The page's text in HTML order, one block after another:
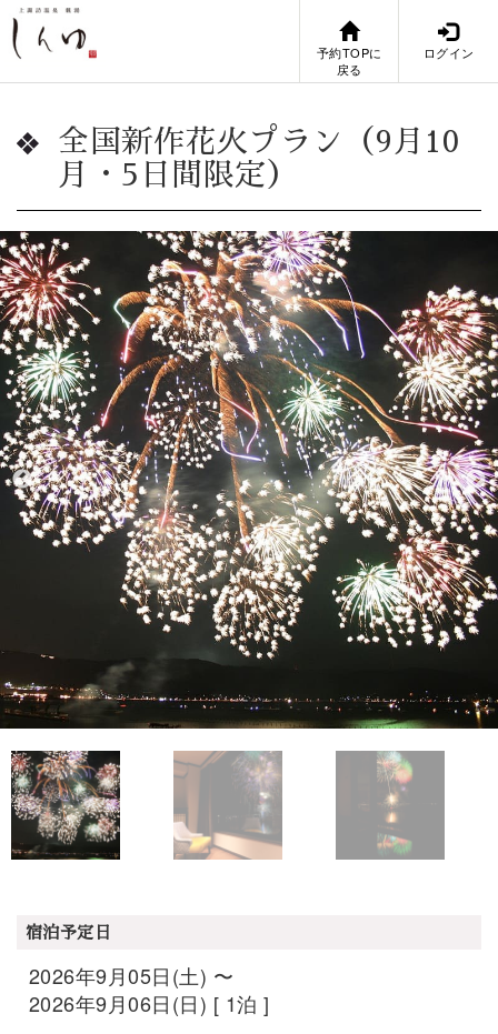
予約TOPに
戻る
ログイン
全国新作花火プラン（9月10
月・5日間限定）
宿泊予定日
2026年9月05日(土) 〜
2026年9月06日(日) [ 1泊 ]